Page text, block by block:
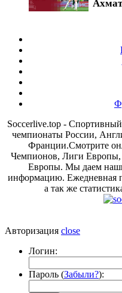
Soccerlive.top -
чемпионаты России,
Франции.Смотрите
Чемпионов, Лиги
Европы. Мы даем
информацию. Ежедневная
а так же
Авторизация close
Логин:
Пароль (Забыли?):